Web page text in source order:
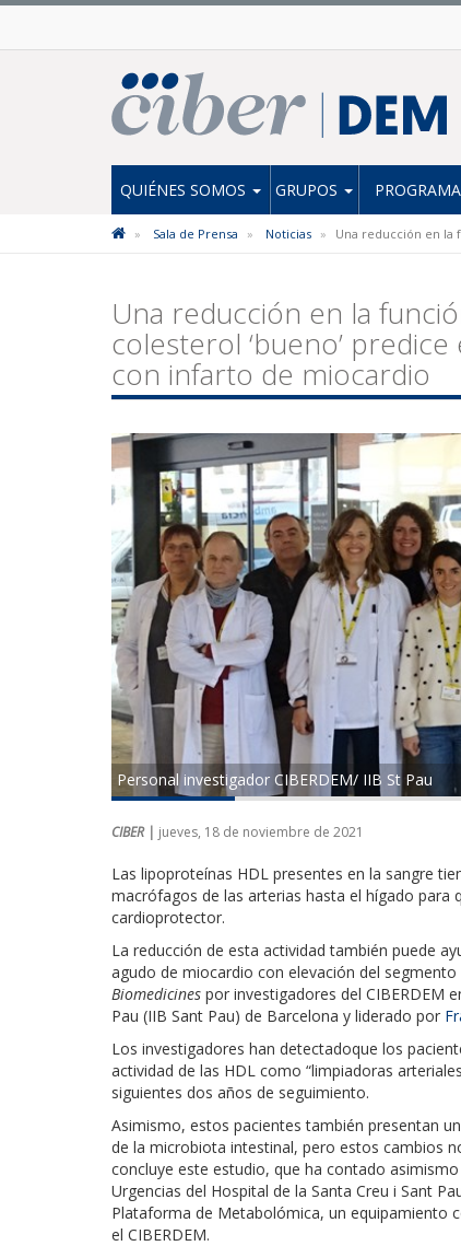
QUIÉNES SOMOS GRUPOS
Sala de Prensa Noticias Una reducción en la
Una reducción en la
colesterol ‘bueno’
con infarto de miocardio
Personal investigador CIBERDEM/ IIB St Pau
CIBER | jueves, 18 de noviembre de 2021
Las lipoproteínas HDL presentes en la sangre
macrófagos de las arterias hasta el hígado para
cardioprotector.
La reducción de esta actividad también puede
agudo de miocardio con elevación del
Biomedicines por investigadores del CIBERDEM
Pau (IIB Sant Pau) de Barcelona y liderado por
Los investigadores han detectadoque los
actividad de las HDL como “limpiadoras
siguientes dos años de seguimiento.
Asimismo, estos pacientes también presentan
de la microbiota intestinal, pero estos cambios
concluye este estudio, que ha contado
Urgencias del Hospital de la Santa Creu i Sant
Plataforma de Metabolómica, un equipamiento
el CIBERDEM.